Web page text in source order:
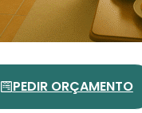
PEDIR ORÇAMENTO